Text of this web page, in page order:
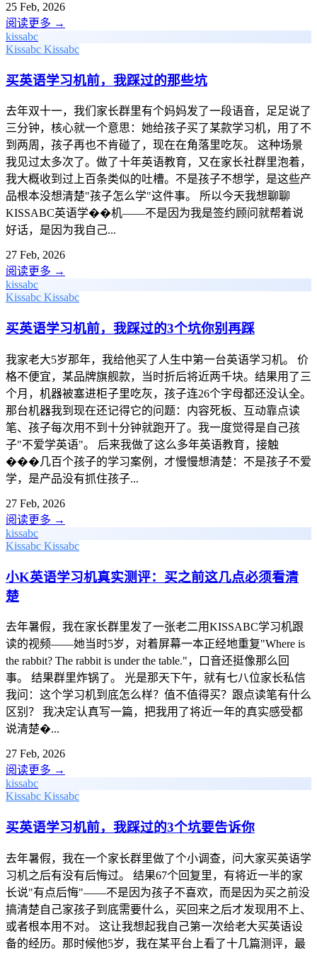
25 Feb, 2026
阅读更多 →
kissabc
Kissabc Kissabc
买英语学习机前，我踩过的那些坑
去年双十一，我们家长群里有个妈妈发了一段语音，足足说了
三分钟，核心就一个意思：她给孩子买了某款学习机，用了不
到两周，孩子再也不肯碰了，现在在角落里吃灰。 这种场景
我见过太多次了。做了十年英语教育，又在家长社群里泡着，
我大概收到过上百条类似的吐槽。不是孩子不想学，是这些产
品根本没想清楚"孩子怎么学"这件事。 所以今天我想聊聊
KISSABC英语学��机——不是因为我是签约顾问就帮着说
好话，是因为我自己...
27 Feb, 2026
阅读更多 →
kissabc
Kissabc Kissabc
买英语学习机前，我踩过的3个坑你别再踩
我家老大5岁那年，我给他买了人生中第一台英语学习机。 价
格不便宜，某品牌旗舰款，当时折后将近两千块。结果用了三
个月，机器被塞进柜子里吃灰，孩子连26个字母都还没认全。
那台机器我到现在还记得它的问题：内容死板、互动靠点读
笔、孩子每次用不到十分钟就跑开了。我一度觉得是自己孩
子"不爱学英语"。 后来我做了这么多年英语教育，接触
���几百个孩子的学习案例，才慢慢想清楚：不是孩子不爱
学，是产品没有抓住孩子...
27 Feb, 2026
阅读更多 →
kissabc
Kissabc Kissabc
小K英语学习机真实测评：买之前这几点必须看清
楚
去年暑假，我在家长群里发了一张老二用KISSABC学习机跟
读的视频——她当时5岁，对着屏幕一本正经地重复"Where is
the rabbit? The rabbit is under the table."，口音还挺像那么回
事。 结果群里炸锅了。 光是那天下午，就有七八位家长私信
我问：这个学习机到底怎么样？值不值得买？跟点读笔有什么
区别？ 我决定认真写一篇，把我用了将近一年的真实感受都
说清楚�...
27 Feb, 2026
阅读更多 →
kissabc
Kissabc Kissabc
买英语学习机前，我踩过的3个坑要告诉你
去年暑假，我在一个家长群里做了个小调查，问大家买英语学
习机之后有没有后悔过。 结果67个回复里，有将近一半的家
长说"有点后悔"——不是因为孩子不喜欢，而是因为买之前没
搞清楚自己家孩子到底需要什么，买回来之后才发现用不上、
或者根本用不对。 这让我想起我自己第一次给老大买英语设
备的经历。那时候他5岁，我在某平台上看了十几篇测评，最